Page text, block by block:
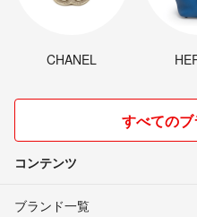
CHANEL
すべての
コンテンツ
ブランド一覧